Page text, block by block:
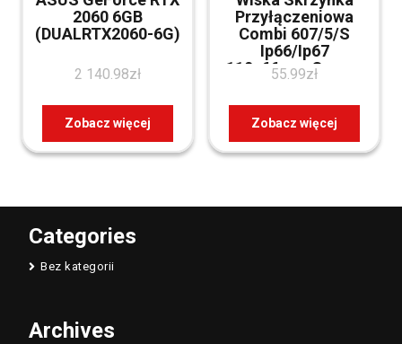
2060 6GB
(DUALRTX2060-6G)
2 140.98zł
Zobacz więcej
Przyłączeniowa
Combi 607/5/S
Ip66/Ip67
110x66mm Czarny
55.99zł
Zobacz więcej
Categories
Bez kategorii
Archives